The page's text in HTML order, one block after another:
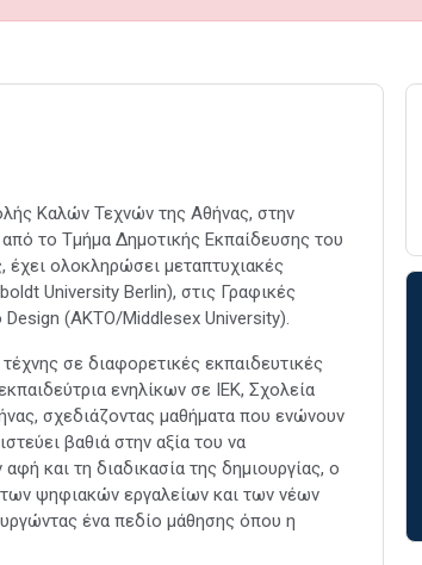
Καλών Τεχνών της Αθήνας, στην
το Τμήμα Δημοτικής Εκπαίδευσης του
έχει ολοκληρώσει μεταπτυχιακές
University Berlin), στις Γραφικές
(AKTO/Middlesex University).
σε διαφορετικές εκπαιδευτικές
ενηλίκων σε ΙΕΚ, Σχολεία
σχεδιάζοντας μαθήματα που ενώνουν
βαθιά στην αξία του να
και τη διαδικασία της δημιουργίας, ο
ψηφιακών εργαλείων και των νέων
ένα πεδίο μάθησης όπου η